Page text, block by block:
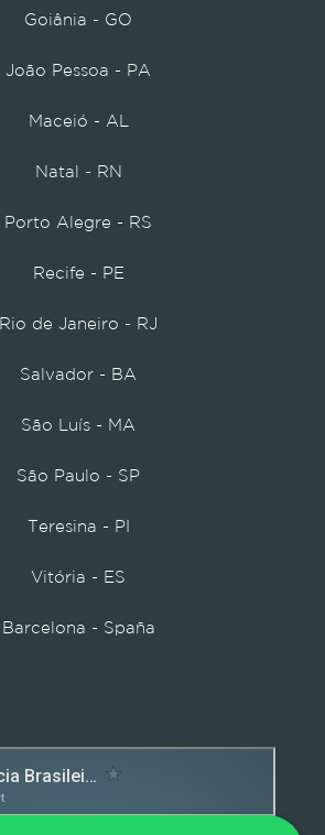
Goiânia - GO
João Pessoa - PA
Maceió - AL
Natal - RN
Porto Alegre - RS
Recife - PE
Rio de Janeiro - RJ
Salvador - BA
São Luís - MA
São Paulo - SP
Teresina - PI
Vitória - ES
Barcelona - Spaña